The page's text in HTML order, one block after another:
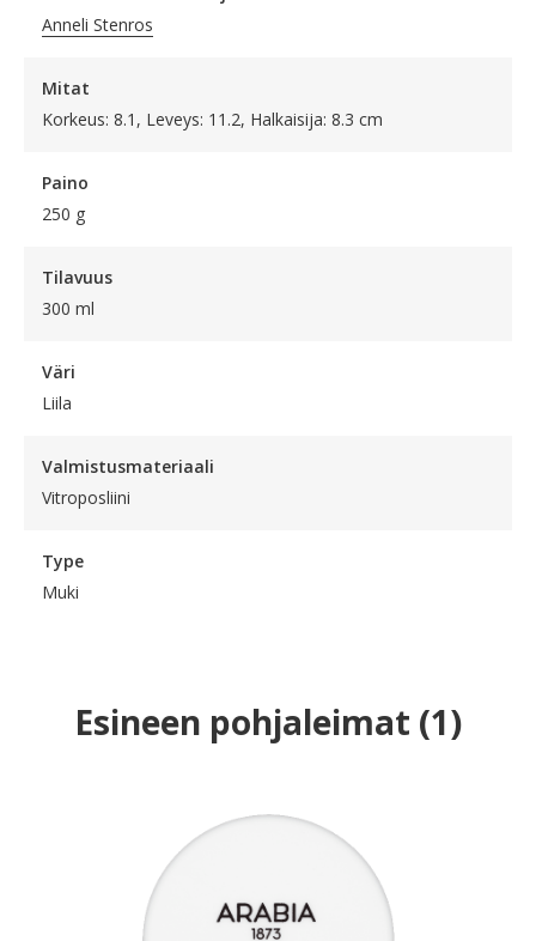
Anneli Stenros
Mitat
Korkeus: 8.1, Leveys: 11.2, Halkaisija: 8.3 cm
Paino
250 g
Tilavuus
300 ml
Väri
Liila
Valmistusmateriaali
Vitroposliini
Type
Muki
Esineen pohjaleimat (1)